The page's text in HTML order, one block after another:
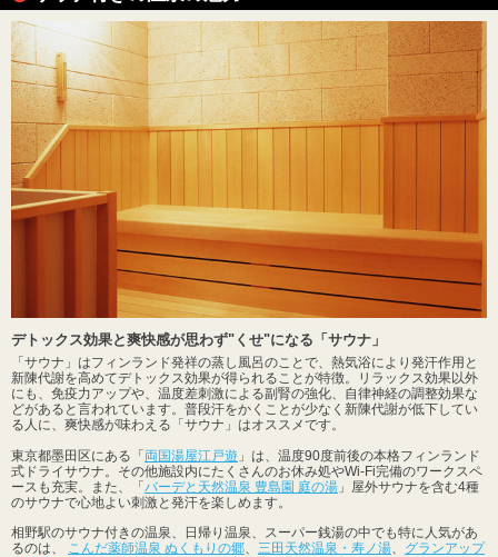
デトックス効果と爽快感が思わず"くせ"になる「サウナ」
「サウナ」はフィンランド発祥の蒸し風呂のことで、熱気浴により発汗作用と
新陳代謝を高めてデトックス効果が得られることが特徴。リラックス効果以外
にも、免疫力アップや、温度差刺激による副腎の強化、自律神経の調整効果な
どがあると言われています。普段汗をかくことが少なく新陳代謝が低下してい
る人に、爽快感が味わえる「サウナ」はオススメです。
東京都墨田区にある「 両国湯屋江戸遊 」は、温度90度前後の本格フィンランド
式ドライサウナ。その他施設内にたくさんのお休み処やWi-Fi完備のワークスペ
ースも充実。また、「 バーデと天然温泉 豊島園 庭の湯 」屋外サウナを含む4種
のサウナで心地よい刺激と発汗を楽しめます。
相野駅のサウナ付きの温泉、日帰り温泉、スーパー銭湯の中でも特に人気があ
るのは、 こんだ薬師温泉 ぬくもりの郷、 三田天然温泉・寿ノ湯、 グランアップ